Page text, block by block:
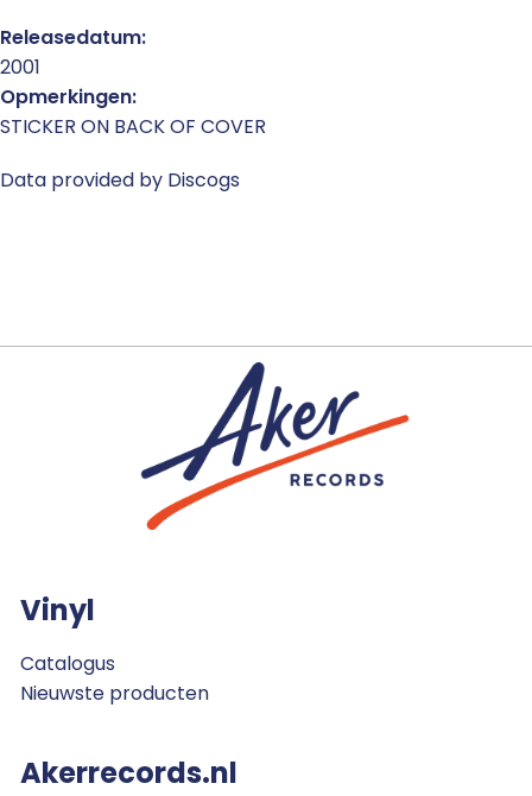
Releasedatum:
2001
Opmerkingen:
STICKER ON BACK OF COVER
Data provided by Discogs
Vinyl
Catalogus
Nieuwste producten
Akerrecords.nl